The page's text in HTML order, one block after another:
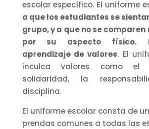
escolar específico. El uniforme
a que los estudiantes se
grupo, y a que no se comparen
por su aspecto físico.
aprendizaje de valores. El
inculca valores como el
solidaridad, la
disciplina.
El uniforme escolar consta de
prendas comunes a todas las